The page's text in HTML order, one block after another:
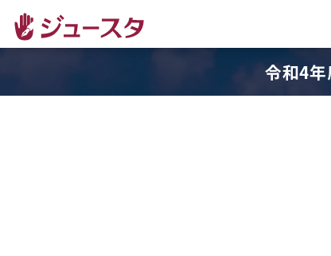
令和4